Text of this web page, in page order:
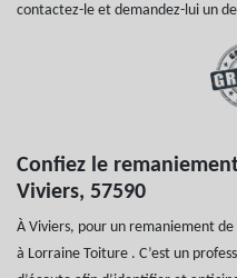
contactez-le et demandez-lui un
Confiez le
Viviers, 57590
À Viviers, pour un remaniement
à Lorraine Toiture . C’est un